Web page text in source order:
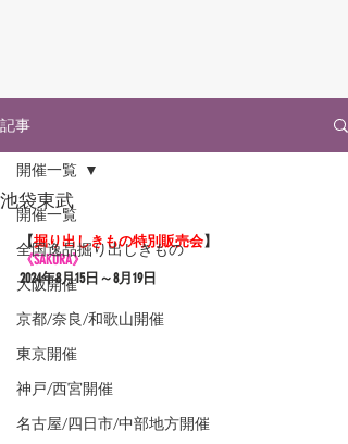
記事
開催一覧
全国逸品掘り出しきもの
大阪開催
京都/奈良/和歌山開催
東京開催
神戸/西宮開催
名古屋/四日市/中部地方開催
開催一覧
池袋東武
【掘り出しきもの特別販売会】
《SAKURA》
2024年8月15日～8月19日